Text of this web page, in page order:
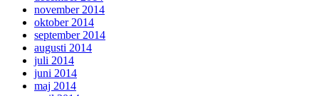
november 2014
oktober 2014
september 2014
augusti 2014
juli 2014
juni 2014
maj 2014